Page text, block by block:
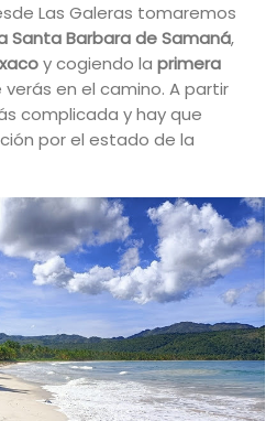
Las Galeras tomaremos
Santa Barbara de Samaná,
y cogiendo la primera
verás en el camino. A partir
complicada y hay que
por el estado de la